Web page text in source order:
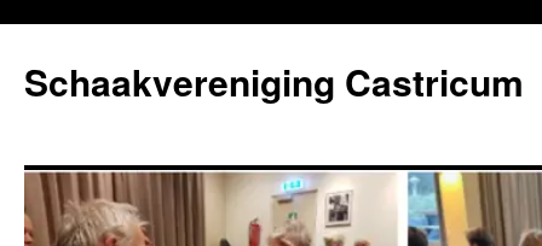
de
inhoud
Schaakvereniging Castricum